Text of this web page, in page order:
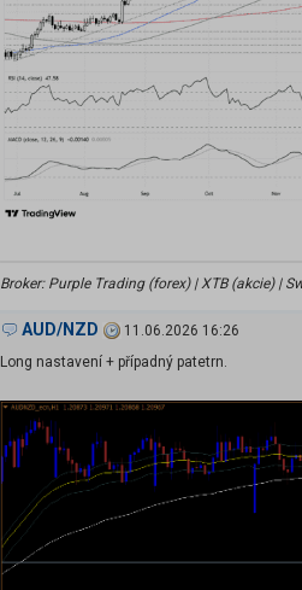
Broker: Purple Trading (forex) | XTB (akcie) |
AUD/NZD
11.06.2026 16:26
Long nastavení + případný patetrn.